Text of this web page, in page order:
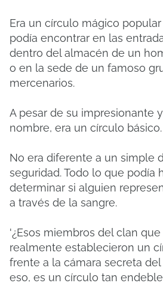
Era un círculo mágico
podía encontrar en las
dentro del almacén de un
o en la sede de un famoso
mercenarios.
A pesar de su impresionante
nombre, era un círculo básico.
No era diferente a un simple
seguridad. Todo lo que podía
determinar si alguien
a través de la sangre.
'¿Esos miembros del clan
realmente establecieron un
frente a la cámara secreta del
eso, es un círculo tan